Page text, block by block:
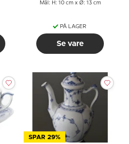
Mål: H: 10 cm x Ø: 13 cm
PÅ LAGER
Se vare
SPAR 29%